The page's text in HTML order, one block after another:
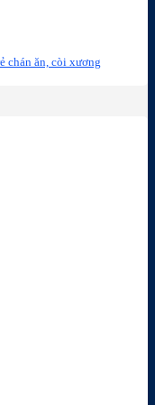
chán ăn, còi xương